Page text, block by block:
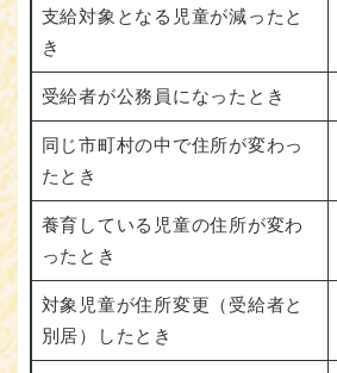
支給対象となる児童が減ったと
き
受給者が公務員になったとき
同じ市町村の中で住所が変わっ
たとき
養育している児童の住所が変わ
ったとき
対象児童が住所変更（受給者と
別居）したとき